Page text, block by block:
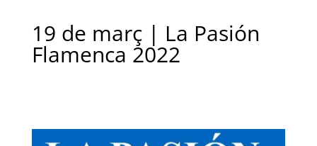
19 de març | La Pasión
Flamenca 2022